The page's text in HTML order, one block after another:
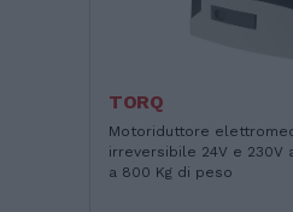
TORQ
Motoriduttore
irreversibile 24V e 230V
a 800 Kg di peso